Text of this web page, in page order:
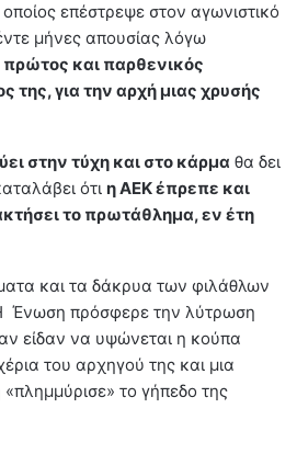
επέστρεψε στον αγωνιστικό
μήνες απουσίας λόγω
πρώτος και παρθενικός
της, για την αρχή μιας χρυσής
στην τύχη και στο κάρμα θα δει
ότι η ΑΕΚ έπρεπε και
το πρωτάθλημα, εν έτη
και τα δάκρυα των φιλάθλων
Ένωση πρόσφερε την λύτρωση
είδαν να υψώνεται η κούπα
του αρχηγού της και μια
το γήπεδο της